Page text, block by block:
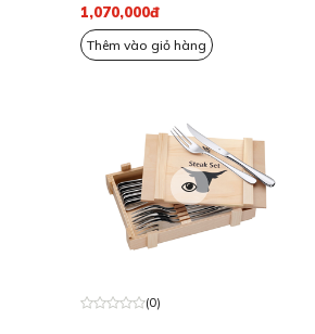
1,070,000đ
Thêm vào giỏ hàng
(0)